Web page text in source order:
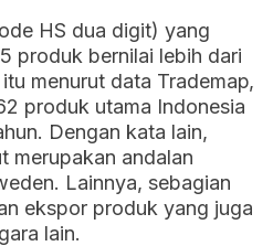
HS dua digit) yang
produk bernilai lebih dari
menurut data Trademap,
produk utama Indonesia
Dengan kata lain,
merupakan andalan
Lainnya, sebagian
ekspor produk yang juga
lain.